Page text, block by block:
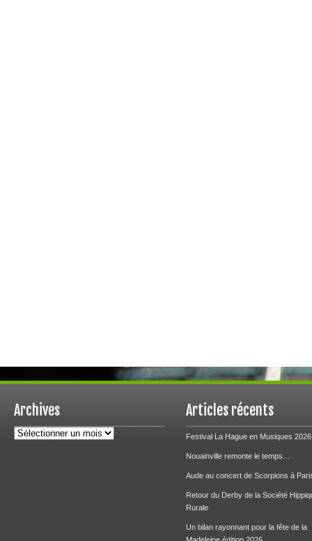
Archives
Archives
Articles récents
Festival La Hague en Musiques 2026
Nouainville remonte le temps…
Aude au concert de Scorpions à
Retour du Derby de la Société
Rurale
Un bilan rayonnant pour la fête de la